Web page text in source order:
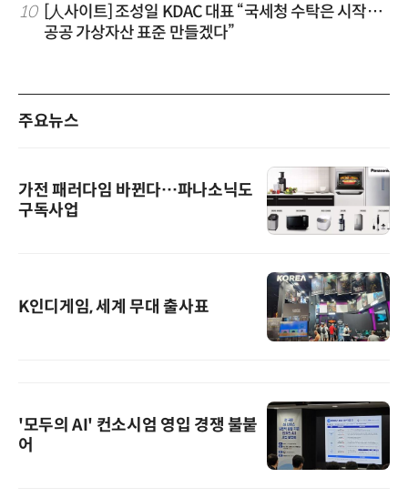
10 [人사이트] 조성일 KDAC 대표 “국세청 수탁은 시작…
공공 가상자산 표준 만들겠다”
주요뉴스
가전 패러다임 바뀐다…파나소닉도
구독사업
K인디게임, 세계 무대 출사표
'모두의 AI' 컨소시엄 영입 경쟁 불붙
어